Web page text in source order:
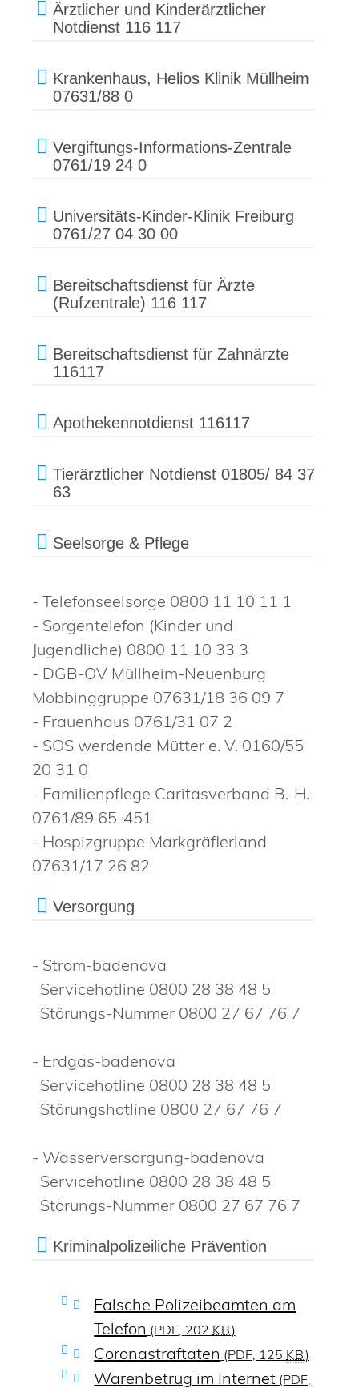
Ärztlicher und Kinderärztlicher
Notdienst 116 117
Krankenhaus, Helios Klinik Müllheim
07631/88 0
Vergiftungs-Informations-Zentrale
0761/19 24 0
Universitäts-Kinder-Klinik Freiburg
0761/27 04 30 00
Bereitschaftsdienst für Ärzte
(Rufzentrale) 116 117
Bereitschaftsdienst für Zahnärzte
116117
Apothekennotdienst 116117
Tierärztlicher Notdienst 01805/ 84 37
63
Seelsorge & Pflege
- Telefonseelsorge 0800 11 10 11 1
- Sorgentelefon (Kinder und
Jugendliche) 0800 11 10 33 3
- DGB-OV Müllheim-Neuenburg
Mobbinggruppe 07631/18 36 09 7
- Frauenhaus 0761/31 07 2
- SOS werdende Mütter e. V. 0160/55
20 31 0
- Familienpflege Caritasverband B.-H.
0761/89 65-451
- Hospizgruppe Markgräflerland
07631/17 26 82
Versorgung
- Strom-badenova
Servicehotline 0800 28 38 48 5
Störungs-Nummer 0800 27 67 76 7
- Erdgas-badenova
Servicehotline 0800 28 38 48 5
Störungshotline 0800 27 67 76 7
- Wasserversorgung-badenova
Servicehotline 0800 28 38 48 5
Störungs-Nummer 0800 27 67 76 7
Kriminalpolizeiliche Prävention
Falsche Polizeibeamten am
Telefon (PDF, 202 KB)
Coronastraftaten (PDF, 125 KB)
Warenbetrug im Internet (PDF,